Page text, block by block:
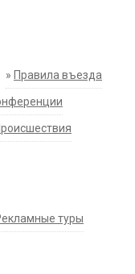
» Правила въезда
туры